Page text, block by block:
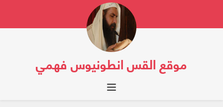
موقع القس انطونيوس فهمي
Toggle navigation